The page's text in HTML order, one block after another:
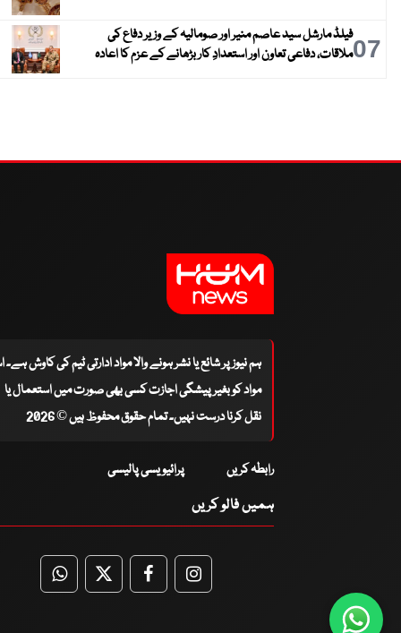
07فیلڈ مارشل سید عاصم منیر اور صومالیہ کے وزیر دفاع کی
ملاقات، دفاعی تعاون اور استعدادِ کار بڑھانے کے عزم کا اعادہ
ہم نیوز پر شائع یا نشر ہونے والا مواد ادارتی ٹیم کی کاوش
مواد کو بغیر پیشگی اجازت کسی بھی صورت میں استعمال یا
نقل کرنا درست نہیں۔ تمام حقوق محفوظ ہیں © 2026
رابطہ کریں پرائیویسی پالیسی
ہمیں فالو کریں
WhatsApp
TwitterFacebookFacebook